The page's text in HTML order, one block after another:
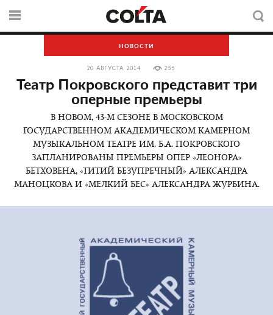
НОВОСТИ
20 АВГУСТА 2014 255
Театр Покровского представит три
оперные премьеры
В НОВОМ, 43-М СЕЗОНЕ В МОСКОВСКОМ
ГОСУДАРСТВЕННОМ АКАДЕМИЧЕСКОМ КАМЕРНОМ
МУЗЫКАЛЬНОМ ТЕАТРЕ ИМ. Б.А. ПОКРОВСКОГО
ЗАПЛАНИРОВАНЫ ПРЕМЬЕРЫ ОПЕР «ЛЕОНОРА»
БЕТХОВЕНА, «ТИТИЙ БЕЗУПРЕЧНЫЙ» АЛЕКСАНДРА
МАНОЦКОВА И «МЕЛКИЙ БЕС» АЛЕКСАНДРА ЖУРБИНА.